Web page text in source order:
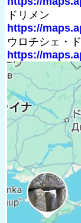
ドリメン
https://
ウロチシェ・
https://